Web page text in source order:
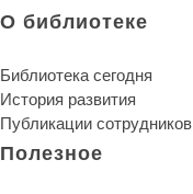
О библиотеке
Библиотека сегодня
История развития
Публикации сотрудников
Полезное